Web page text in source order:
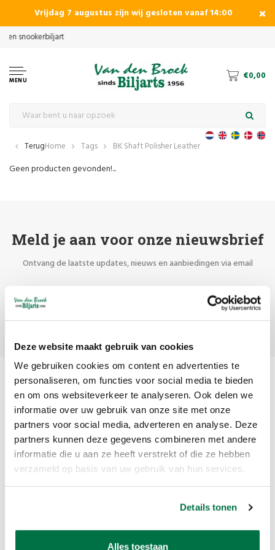
Deze website maakt gebruik van cookies
We gebruiken cookies om content en advertenties te
personaliseren, om functies voor social media te bieden
en om ons websiteverkeer te analyseren. Ook delen we
informatie over uw gebruik van onze site met onze
partners voor social media, adverteren en analyse. Deze
partners kunnen deze gegevens combineren met andere
informatie die u aan ze heeft verstrekt of die ze hebben
verzameld op basis van uw gebruik van hun services.
Details tonen
Alles toestaan
Vrijdag 7 augustus zijn wij gesloten vanaf 14:00
MENU €0,00
TerugHome Tags BK Shaft Polisher Leather
Geen producten gevonden!...
Meld je aan voor onze nieuwsbrief
Ontvang de laatste updates, nieuws en aanbiedingen via email
Abonneer
Van den Broek Biljarts staat voor kwaliteit, vakmanschap en service.
1332 AZ Almere